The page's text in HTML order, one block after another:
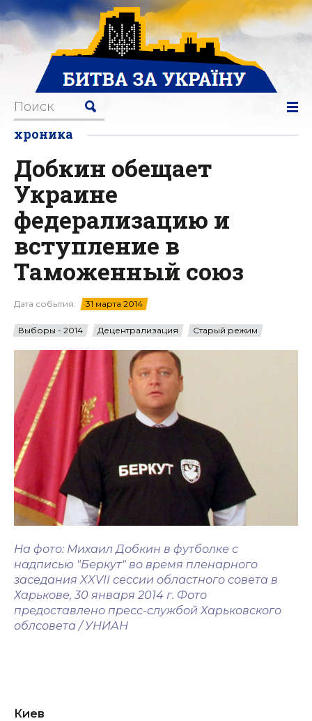
хроника
Добкин обещает
Украине
федерализацию и
вступление в
Таможенный союз
Дата события: 31 марта 2014
Выборы - 2014 Децентрализация Старый режим
На фото: Михаил Добкин в футболке с
надписью "Беркут" во время пленарного
заседания XXVII сессии областного совета в
Харькове, 30 января 2014 г. Фото
предоставлено пресс-службой Харьковского
облсовета / УНИАН
Киев